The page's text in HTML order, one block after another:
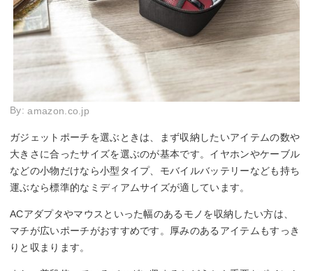
By:amazon.co.jp
ガジェットポーチを選ぶときは、まず収納したいアイテムの数や
大きさに合ったサイズを選ぶのが基本です。イヤホンやケーブル
などの小物だけなら小型タイプ、モバイルバッテリーなども持ち
運ぶなら標準的なミディアムサイズが適しています。
ACアダプタやマウスといった幅のあるモノを収納したい方は、
マチが広いポーチがおすすめです。厚みのあるアイテムもすっき
りと収まります。